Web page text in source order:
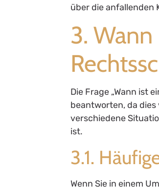
über die anfallenden
3.
Die Frage „Wann ist
beantworten, da
verschiedene
ist.
3.1.
Wenn Sie in einem